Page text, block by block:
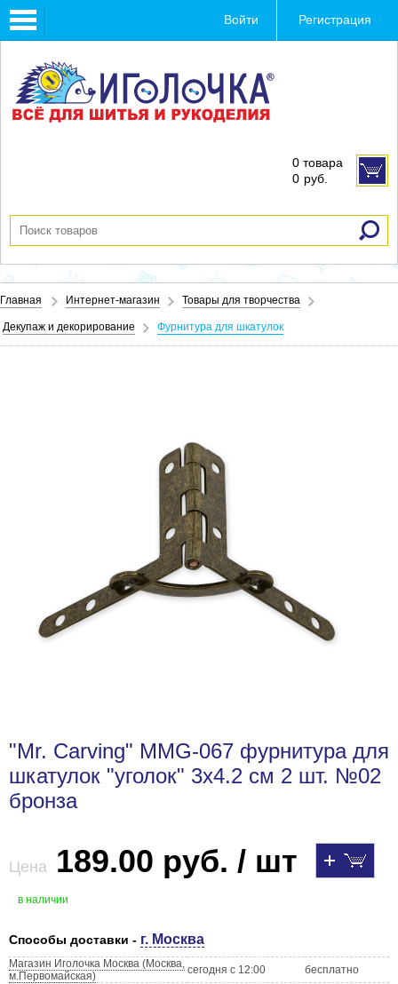
Toggle
navigation
Войти Регистрация
0 товара
0 руб.
Главная Интернет-магазин Товары для творчества
Декупаж и декорирование Фурнитура для шкатулок
"Mr. Carving" MMG-067 фурнитура для
шкатулок "уголок" 3х4.2 см 2 шт. №02
бронза
Цена 189.00 руб. / шт
в наличии
Способы доставки - г. Москва
Магазин Иголочка Москва (Москва,
м.Первомайская)
сегодня с 12:00 бесплатно